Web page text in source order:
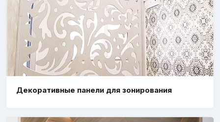
Декоративные панели для зонирования